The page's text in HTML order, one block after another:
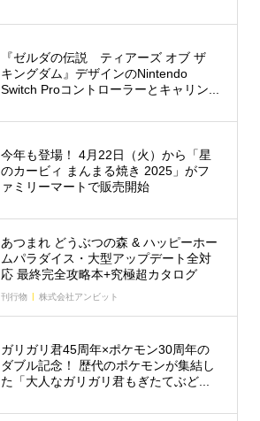
『ゼルダの伝説 ティアーズ オブ ザ
キングダム』デザインのNintendo
Switch Proコントローラーとキャリン...
今年も登場！ 4月22日（火）から「星
のカービィ まんまる焼き 2025」がフ
ァミリーマートで販売開始
あつまれ どうぶつの森 & ハッピーホー
ムパラダイス・大型アップデート全対
応 最終完全攻略本+究極超カタログ
刊行物 株式会社アンビット
ガリガリ君45周年×ポケモン30周年の
ダブル記念！ 歴代のポケモンが集結し
た「大人なガリガリ君もぎたてぶど...